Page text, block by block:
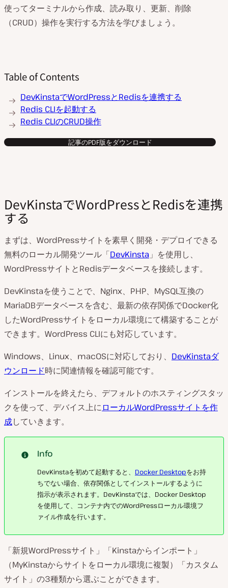
使ってターミナルから作成、読み取り、更新、削除
（CRUD）操作を実行する方法を学びましょう。
Table of Contents
DevKinstaでWordPressとRedisを連携する
Redis CLIを起動する
Redis CLIのCRUD操作
記事のPDF版をダウンロード
DevKinstaでWordPressとRedisを連携
する
まずは、WordPressサイトを素早く開発・デプロイできる
無料のローカル開発ツール「DevKinsta 」を使用し、
WordPressサイトとRedisデータベースを接続します。
DevKinstaを使うことで、Nginx、PHP、MySQL互換の
MariaDBデータベースを含む、最新の依存関係でDocker化
したWordPressサイトをローカル環境にて構築することが
できます。WordPress CLIにも対応しています。
Windows、Linux、macOSに対応しており、 DevKinstaダ
ウンロード時に関連情報を確認可能です。
インストールを終えたら、デフォルトのホスティングスタッ
クを使って、デバイス上にローカルWordPressサイトを作
成していきます。
Info
DevKinstaを初めて起動すると、 Docker Desktopをお持
ちでない場合、依存関係としてインストールするように
指示が表示されます。DevKinstaでは、Docker Desktop
を使用して、コンテナ内でのWordPressローカル環境フ
ァイル作成を行います。
「新規WordPressサイト」「Kinstaからインポート」
（MyKinstaからサイトをローカル環境に複製）「カスタム
サイト」の3種類から選ぶことができます。